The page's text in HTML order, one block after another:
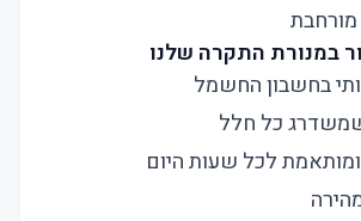
מורחבת
בחשבון החשמל
כל חלל
לכל שעות היום